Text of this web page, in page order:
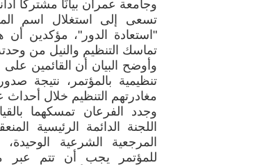
وجامعة عمران بيانًا مشتركًا
تسعى إلى استغلال اسم
"استعادة الدور"، مؤكدين
تماسك التنظيم والنيل من
وأوضح البيان أن القائمين
تنظيمية بالمؤتمر، نتيجة
مغادرتهم التنظيم خلال أحداث عام
وجدد الفرعان تمسكهما
المرجعية الشرعية
للمؤتمر يجب أن تتم عبر